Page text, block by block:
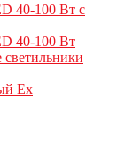
40-100 Вт с
40-100 Вт
Ex